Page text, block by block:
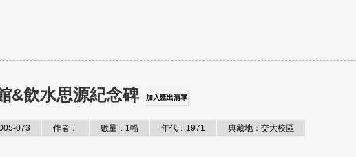
&飲水思源紀念碑 加入匯出清單
073 作者： 數量：1幅 年代：1971 典藏地：交大校區